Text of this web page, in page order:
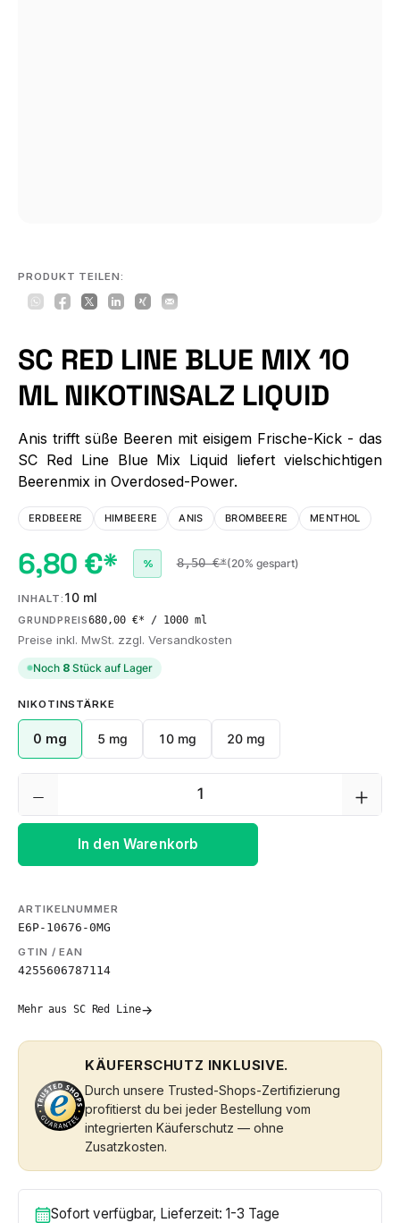
PRODUKT TEILEN:
SC RED LINE BLUE MIX 10
ML NIKOTINSALZ LIQUID
Anis trifft süße Beeren mit eisigem Frische-Kick - das
SC Red Line Blue Mix Liquid liefert vielschichtigen
Beerenmix in Overdosed-Power.
ERDBEERE HIMBEERE ANIS BROMBEERE MENTHOL
6,80 €* % 8,50 €*(20% gespart)
INHALT: 10 ml
GRUNDPREIS680,00 €* / 1000 ml
Preise inkl. MwSt. zzgl. Versandkosten
Noch 8 Stück auf Lager
NIKOTINSTÄRKE
0 mg 5 mg 10 mg 20 mg
Produkt Anzahl: Gib den
In den Warenkorb
ARTIKELNUMMER
E6P-10676-0MG
GTIN / EAN
4255606787114
Mehr aus SC Red Line→
KÄUFERSCHUTZ INKLUSIVE.
Durch unsere Trusted-Shops-Zertifizierung
profitierst du bei jeder Bestellung vom
integrierten Käuferschutz — ohne
Zusatzkosten.
Sofort verfügbar, Lieferzeit: 1-3 Tage